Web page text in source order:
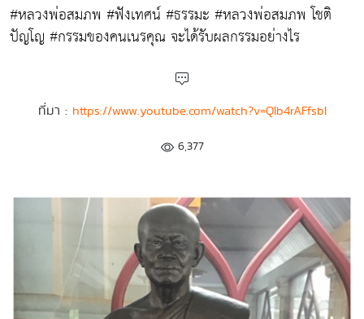
#หลวงพ่อสมภพ #ฟังเทศน์ #ธรรมะ #หลวงพ่อสมภพ โชติ
ปัญโญ #กรรมของคนเนรคุณ จะได้รับผลกรรมอย่างไร
ที่มา : https://www.youtube.com/watch?v=QIb4rAFfsbI
6,377